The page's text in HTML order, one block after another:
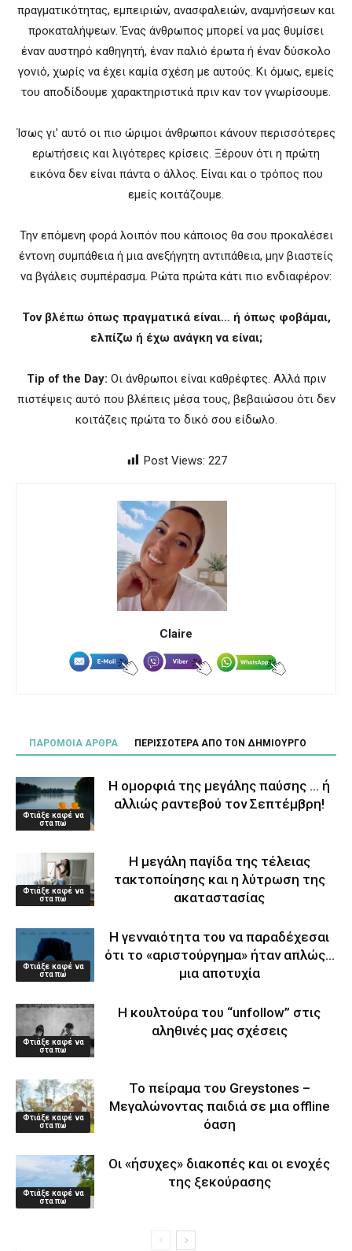
πραγματικότητας, εμπειριών, ανασφαλειών, αναμνήσεων και
προκαταλήψεων. Ένας άνθρωπος μπορεί να μας θυμίσει
έναν αυστηρό καθηγητή, έναν παλιό έρωτα ή έναν δύσκολο
γονιό, χωρίς να έχει καμία σχέση με αυτούς. Κι όμως, εμείς
του αποδίδουμε χαρακτηριστικά πριν καν τον γνωρίσουμε.
Ίσως γι’ αυτό οι πιο ώριμοι άνθρωποι κάνουν περισσότερες
ερωτήσεις και λιγότερες κρίσεις. Ξέρουν ότι η πρώτη
εικόνα δεν είναι πάντα ο άλλος. Είναι και ο τρόπος που
εμείς κοιτάζουμε.
Την επόμενη φορά λοιπόν που κάποιος θα σου προκαλέσει
έντονη συμπάθεια ή μια ανεξήγητη αντιπάθεια, μην βιαστείς
να βγάλεις συμπέρασμα. Ρώτα πρώτα κάτι πιο ενδιαφέρον:
Τον βλέπω όπως πραγματικά είναι… ή όπως φοβάμαι,
ελπίζω ή έχω ανάγκη να είναι;
Tip of the Day: Οι άνθρωποι είναι καθρέφτες. Αλλά πριν
πιστέψεις αυτό που βλέπεις μέσα τους, βεβαιώσου ότι δεν
κοιτάζεις πρώτα το δικό σου είδωλο.
Post Views: 227
Claire
ΠΑΡΟΜΟΙΑ ΑΡΘΡΑ ΠΕΡΙΣΣΟΤΕΡΑ ΑΠΟ ΤΟΝ ΔΗΜΙΟΥΡΓΟ
Φτιάξε καφέ να
στα πω
Η ομορφιά της μεγάλης παύσης … ή
αλλιώς ραντεβού τον Σεπτέμβρη!
Φτιάξε καφέ να
στα πω
Η μεγάλη παγίδα της τέλειας
τακτοποίησης και η λύτρωση της
ακαταστασίας
Φτιάξε καφέ να
στα πω
Η γενναιότητα του να παραδέχεσαι
ότι το «αριστούργημα» ήταν απλώς…
μια αποτυχία
Φτιάξε καφέ να
στα πω
Η κουλτούρα του “unfollow” στις
αληθινές μας σχέσεις
Φτιάξε καφέ να
στα πω
Το πείραμα του Greystones –
Μεγαλώνοντας παιδιά σε μια offline
όαση
Φτιάξε καφέ να
στα πω
Οι «ήσυχες» διακοπές και οι ενοχές
της ξεκούρασης